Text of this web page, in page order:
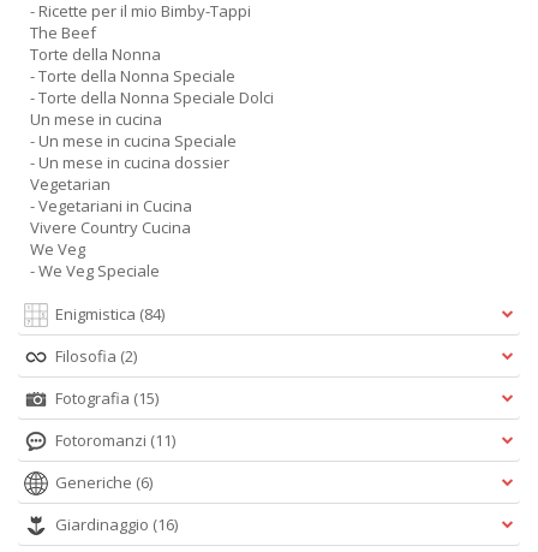
- Ricette per il mio Bimby-Tappi
The Beef
Torte della Nonna
- Torte della Nonna Speciale
- Torte della Nonna Speciale Dolci
Un mese in cucina
- Un mese in cucina Speciale
- Un mese in cucina dossier
Vegetarian
- Vegetariani in Cucina
Vivere Country Cucina
We Veg
- We Veg Speciale
Enigmistica (84)
Filosofia (2)
Fotografia (15)
Fotoromanzi (11)
Generiche (6)
Giardinaggio (16)